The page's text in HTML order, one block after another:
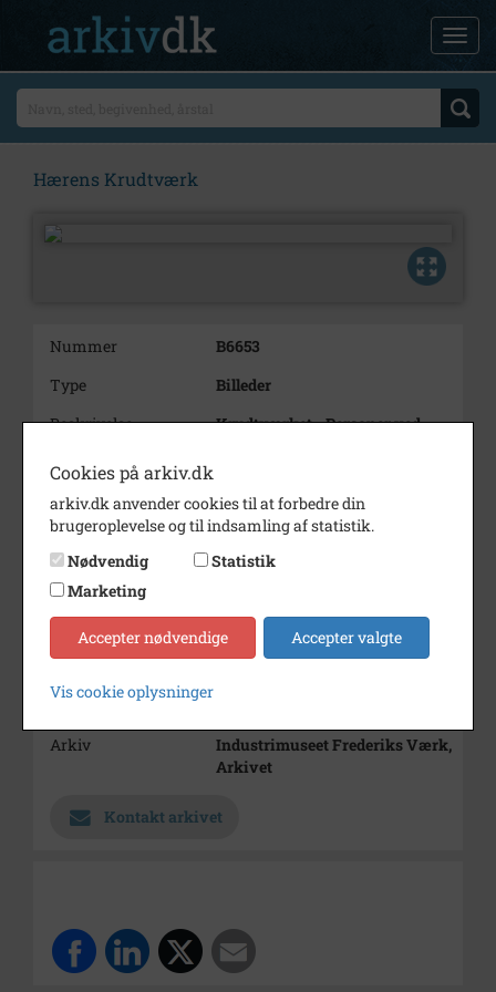
Hærens Krudtværk
Nummer
B6653
Type
Billeder
Beskrivelse
Krudtværket - Personer ved
Mænd i uniform fra hæren
Bemærkning
Fra 3. mappe om værket
Årstal
Dateringsnote
Størrelse
Arkiv
Industrimuseet Frederiks Værk,
Arkivet
Kontakt arkivet
Cookies på arkiv.dk
arkiv.dk anvender cookies til at forbedre din
brugeroplevelse og til indsamling af statistik.
Nødvendig
Statistik
Marketing
Accepter nødvendige Accepter valgte
Vis cookie oplysninger